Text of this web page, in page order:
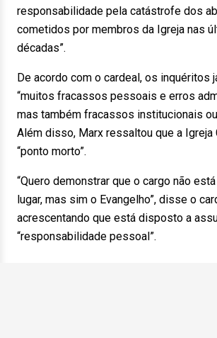
responsabilidade pela catástrofe dos
cometidos por membros da Igreja nas
décadas”.
De acordo com o cardeal, os inquéritos
“muitos fracassos pessoais e erros
mas também fracassos institucionais
Além disso, Marx ressaltou que a Igreja
“ponto morto”.
“Quero demonstrar que o cargo não
lugar, mas sim o Evangelho”, disse o
acrescentando que está disposto a
“responsabilidade pessoal”.